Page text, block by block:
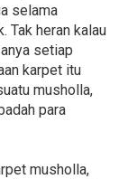
selama
Tak heran kalau
setiap
karpet itu
musholla,
para
musholla,